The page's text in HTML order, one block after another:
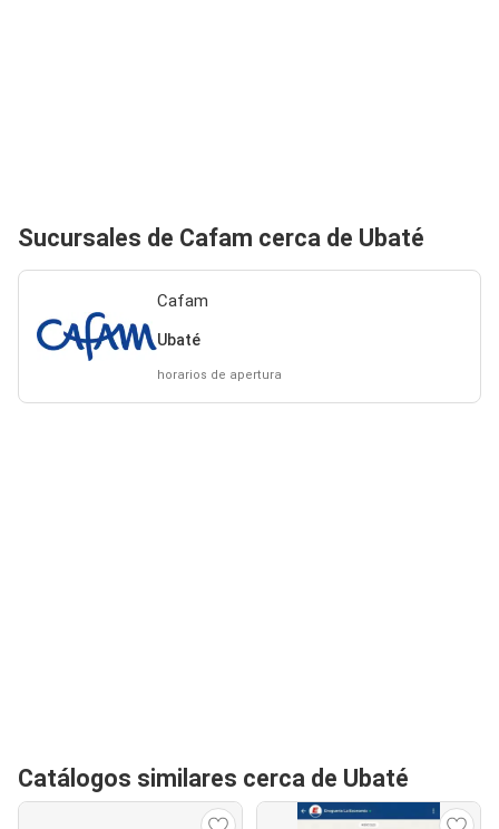
Sucursales de Cafam cerca de Ubaté
Cafam
Ubaté
horarios de apertura
Catálogos similares cerca de Ubaté